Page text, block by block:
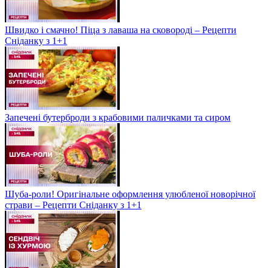
Швидко і смачно! Піца з лаваша на сковороді – Рецепти
Сніданку з 1+1
Запечені бутерброди з крабовими паличками та сиром
Шуба-роли! Оригінальне оформлення улюбленої новорічної
страви – Рецепти Сніданку з 1+1